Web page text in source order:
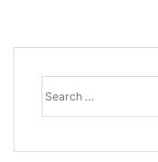
Search
for: